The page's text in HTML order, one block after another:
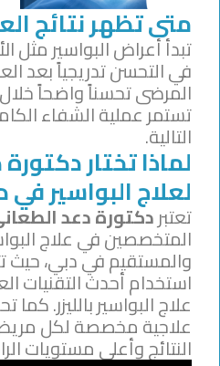
متى تظهر نتائج
تبدأ أعراض البواسير مثل
في التحسن تدريجياً بعد
المرضى تحسناً واضحاً خلال
تستمر عملية الشفاء
التالية.
لماذا تختار
لعلاج البواسير
تعتبردكتورة دعد
المتخصصين في علاج
والمستقيم في دبي، حيث
استخدام أحدث التقنيات
علاج البواسير بالليزر.
علاجية مخصصة لكل
النتائج وأعلى مستويات